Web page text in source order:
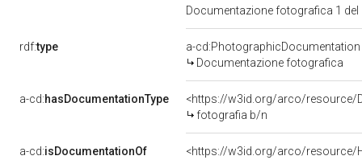
Documentazione fotografica 1
rdf:type
a-cd:PhotographicDocumentation
Documentazione fotografica
a-cd:hasDocumentationType
<https://w3id.org/arco/resource/
fotografia b/n
a-cd:isDocumentationOf
<https://w3id.org/arco/resource/